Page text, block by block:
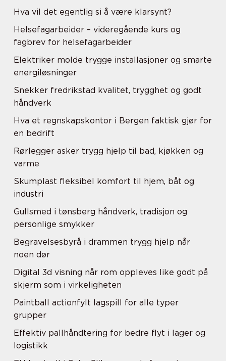
Hva vil det egentlig si å være klarsynt?
Helsefagarbeider – videregående kurs og
fagbrev for helsefagarbeider
Elektriker molde trygge installasjoner og smarte
energiløsninger
Snekker fredrikstad kvalitet, trygghet og godt
håndverk
Hva et regnskapskontor i Bergen faktisk gjør for
en bedrift
Rørlegger asker trygg hjelp til bad, kjøkken og
varme
Skumplast fleksibel komfort til hjem, båt og
industri
Gullsmed i tønsberg håndverk, tradisjon og
personlige smykker
Begravelsesbyrå i drammen trygg hjelp når
noen dør
Digital 3d visning når rom oppleves like godt på
skjerm som i virkeligheten
Paintball actionfylt lagspill for alle typer
grupper
Effektiv pallhåndtering for bedre flyt i lager og
logistikk